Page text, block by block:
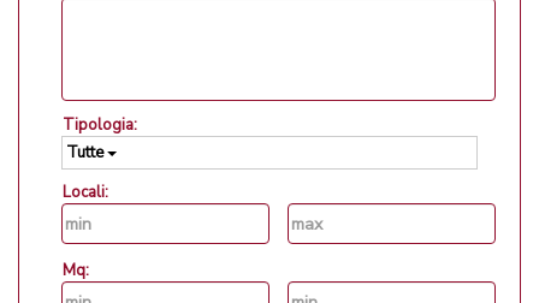
Tipologia:
Tutte
Locali:
Mq: